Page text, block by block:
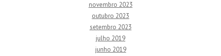
novembro 2023
outubro 2023
setembro 2023
julho 2019
junho 2019